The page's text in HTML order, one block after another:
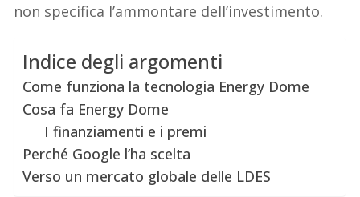
non specifica l’ammontare dell’investimento.
Indice degli argomenti
Come funziona la tecnologia Energy Dome
Cosa fa Energy Dome
I finanziamenti e i premi
Perché Google l’ha scelta
Verso un mercato globale delle LDES